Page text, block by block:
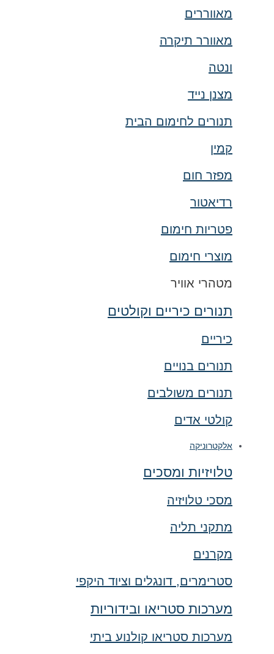
מאווררים
מאוורר תיקרה
ונטה
מצנן נייד
תנורים לחימום הבית
קמין
מפזר חום
רדיאטור
פטריות חימום
מוצרי חימום
מטהרי אוויר
תנורים כיריים וקולטים
כיריים
תנורים בנויים
תנורים משולבים
קולטי אדים
אלקטרוניקה
טלויזיות ומסכים
מסכי טלויזיה
מתקני תליה
מקרנים
סטרימרים, דונגלים וציוד היקפי
מערכות סטריאו ובידוריות
מערכות סטריאו קולנוע ביתי